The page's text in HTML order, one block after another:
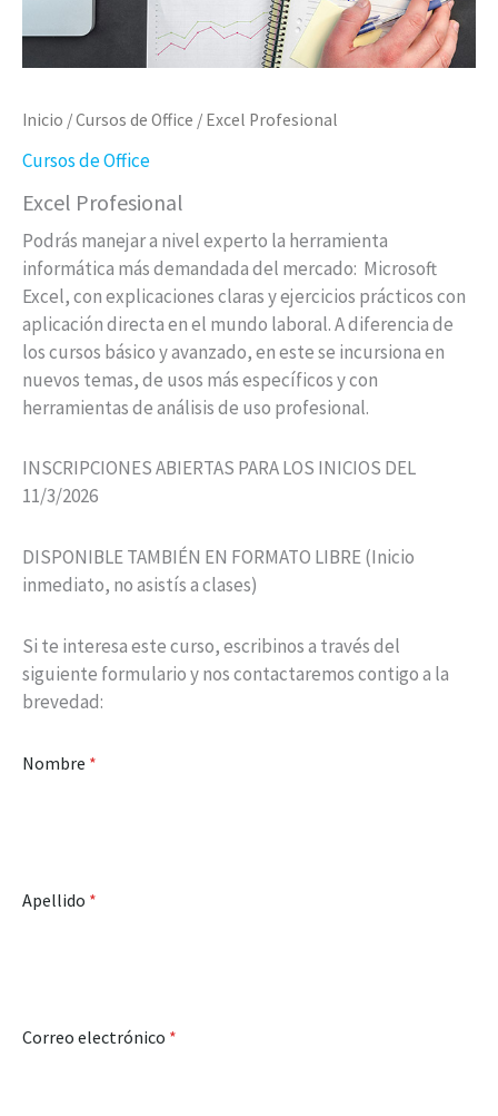
Inicio /Cursos de Office / Excel Profesional
Cursos de Office
Excel Profesional
Podrás manejar a nivel experto la herramienta
informática más demandada del mercado: Microsoft
Excel, con explicaciones claras y ejercicios prácticos con
aplicación directa en el mundo laboral. A diferencia de
los cursos básico y avanzado, en este se incursiona en
nuevos temas, de usos más específicos y con
herramientas de análisis de uso profesional.
INSCRIPCIONES ABIERTAS PARA LOS INICIOS DEL
11/3/2026
DISPONIBLE TAMBIÉN EN FORMATO LIBRE (Inicio
inmediato, no asistís a clases)
Si te interesa este curso, escribinos a través del
siguiente formulario y nos contactaremos contigo a la
brevedad:
Nombre *
Apellido *
Correo electrónico *